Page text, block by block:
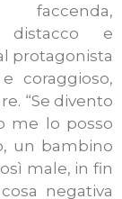
distacco e
protagonista
coraggioso,
“Se divento
me lo posso
un bambino
male, in fin
negativa